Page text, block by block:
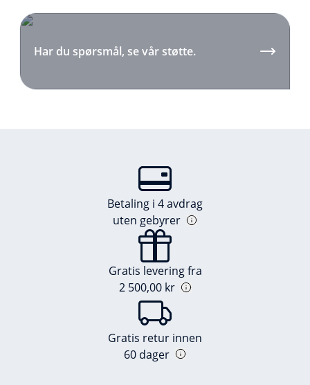
Har du spørsmål, se vår støtte.
Betaling i 4 avdrag
uten gebyrer
Gratis levering fra
2 500,00 kr
Gratis retur innen
60 dager